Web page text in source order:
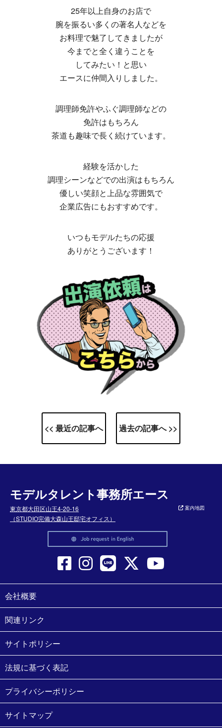
25年以上自身のお店で
腕を振るい多くの著名人などを
お料理で魅了してきましたが
今までと全く違うことを
してみたい！と思い
エースに仲間入りしました。
調理師免許やふぐ調理師などの
免許はもちろん
茶道も趣味で長く続けています。
経験を活かした
調理シーンなどでの出演はもちろん
優しい笑顔と上品な雰囲気で
企業広告にもおすすめです。
いつもモデルたちの応援
ありがとうございます！
<< 最近の記事へ 過去の記事へ >>
モデルタレント事務所エース
東京都大田区山王4-20-16
（STUDIO完備大森山王邸宅オフィス）
案内地図
会社概要
関連リンク
サイトポリシー
法規に基づく表記
プライバシーポリシー
サイトマップ